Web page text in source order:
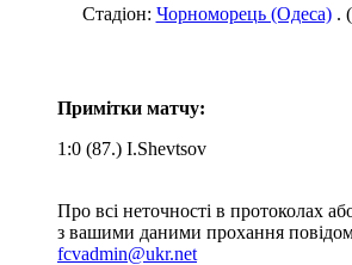
Стадіон: Чорноморець (Одеса).
Примітки матчу:
1:0 (87.) I.Shevtsov
Про всі неточності в протоколах
з вашими даними прохання
fcvadmin@ukr.net